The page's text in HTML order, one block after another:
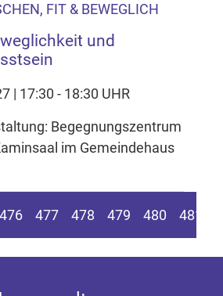
FIT & BEWEGLICH
und
| 17:30 - 18:30 UHR
Begegnungszentrum
im Gemeindehaus
476 477 478 479 480 481